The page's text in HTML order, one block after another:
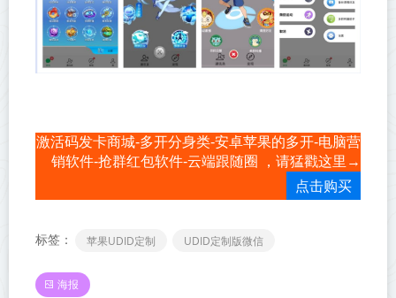
激活码发卡商城-多开分身类-安卓苹果的多开-电脑营
销软件-抢群红包软件-云端跟随圈 ，请猛戳这里→
点击购买
标签： 苹果UDID定制 UDID定制版微信
海报